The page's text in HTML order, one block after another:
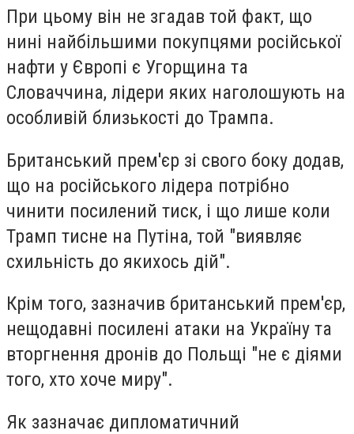
При цьому він не згадав той факт, що
нині найбільшими покупцями російської
нафти у Європі є Угорщина та
Словаччина, лідери яких наголошують на
особливій близькості до Трампа.
Британський прем'єр зі свого боку додав,
що на російського лідера потрібно
чинити посилений тиск, і що лише коли
Трамп тисне на Путіна, той "виявляє
схильність до якихось дій".
Крім того, зазначив британський прем'єр,
нещодавні посилені атаки на Україну та
вторгнення дронів до Польщі "не є діями
того, хто хоче миру".
Як зазначає дипломатичний